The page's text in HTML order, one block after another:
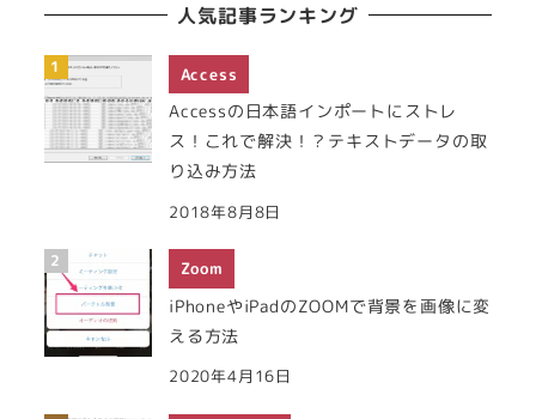
人気記事ランキング
Access
Accessの日本語インポートにストレ
ス！これで解決！？テキストデータの取
り込み方法
2018年8月8日
Zoom
iPhoneやiPadのZOOMで背景を画像に変
える方法
2020年4月16日